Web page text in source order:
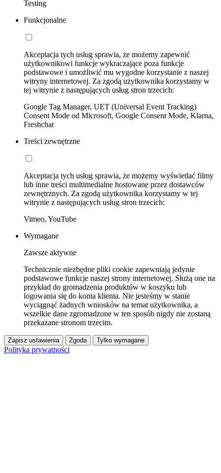
Testing
Funkcjonalne
Akceptacja tych usług sprawia, że możemy zapewnić
użytkownikowi funkcje wykraczające poza funkcje
podstawowe i umożliwić mu wygodne korzystanie z naszej
witryny internetowej. Za zgodą użytkownika korzystamy w
tej witrynie z następujących usług stron trzecich:
Google Tag Manager, UET (Universal Event Tracking)
Consent Mode od Microsoft, Google Consent Mode, Klarna,
Freshchat
Treści zewnętrzne
Akceptacja tych usług sprawia, że możemy wyświetlać filmy
lub inne treści multimedialne hostowane przez dostawców
zewnętrznych. Za zgodą użytkownika korzystamy w tej
witrynie z następujących usług stron trzecich:
Vimeo, YouTube
Wymagane
Zawsze aktywne
Technicznie niezbędne pliki cookie zapewniają jedynie
podstawowe funkcje naszej strony internetowej. Służą one na
przykład do gromadzenia produktów w koszyku lub
logowania się do konta klienta. Nie jesteśmy w stanie
wyciągnąć żadnych wniosków na temat użytkownika, a
wszelkie dane zgromadzone w ten sposób nigdy nie zostaną
przekazane stronom trzecim.
Zapisz ustawienia Zgoda Tylko wymagane
Polityka prywatności